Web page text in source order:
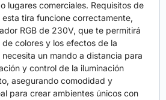
lugares comerciales. Requisitos de
esta tira funcione correctamente,
RGB de 230V, que te permitirá
colores y los efectos de la
necesita un mando a distancia para
y control de la iluminación
asegurando comodidad y
para crear ambientes únicos con